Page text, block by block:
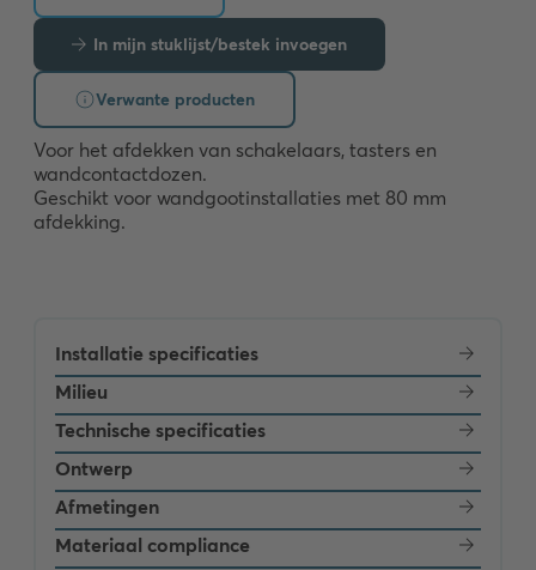
In mijn stuklijst/bestek invoegen
Verwante producten
Voor het afdekken van schakelaars, tasters en
wandcontactdozen.
Geschikt voor wandgootinstallaties met 80 mm
afdekking.
Installatie specificaties
Milieu
Technische specificaties
Ontwerp
Afmetingen
Materiaal compliance